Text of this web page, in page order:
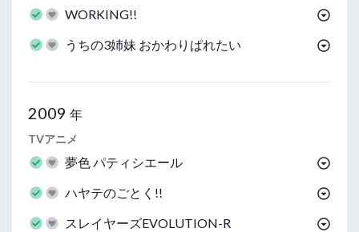
WORKING!!
うちの3姉妹 おかわりぱれたい
2009 年
TVアニメ
夢色 パティシエール
ハヤテのごとく!!
スレイヤーズEVOLUTION-R